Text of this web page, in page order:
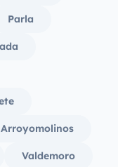
Parla
Arroyomolinos
Valdemoro